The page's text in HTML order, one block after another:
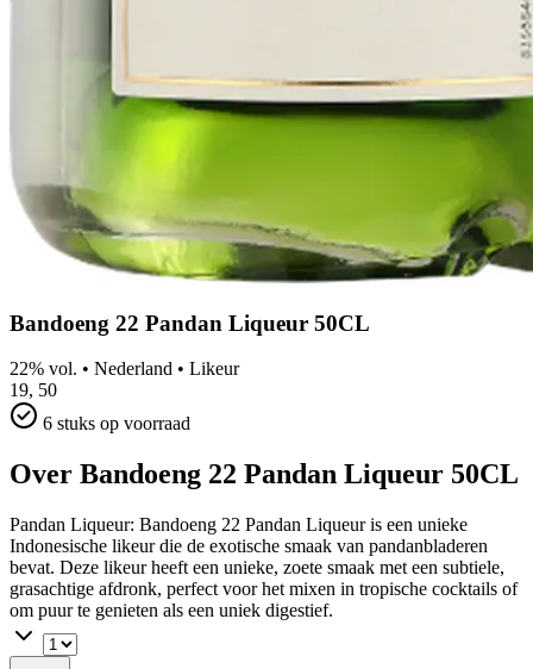
Bandoeng 22 Pandan Liqueur 50CL
22% vol. • Nederland • Likeur
19, 50
6 stuks op voorraad
Over Bandoeng 22 Pandan Liqueur 50CL
Pandan Liqueur: Bandoeng 22 Pandan Liqueur is een unieke
Indonesische likeur die de exotische smaak van pandanbladeren
bevat. Deze likeur heeft een unieke, zoete smaak met een subtiele,
grasachtige afdronk, perfect voor het mixen in tropische cocktails of
om puur te genieten als een uniek digestief.